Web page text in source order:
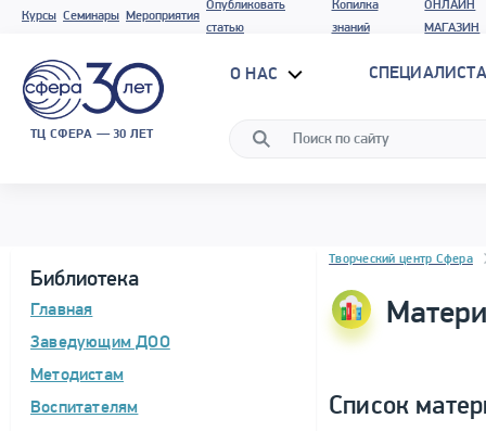
Курсы Семинары Мероприятия
Опубликовать
статью
Копилка
знаний
ОНЛАЙН
МАГАЗИН
ТЦ СФЕРА — 30 ЛЕТ
О НАС
Библиотека
Главная
Заведующим ДОО
Методистам
Воспитателям
Блок новостей
Творческий центр Сфера
Список